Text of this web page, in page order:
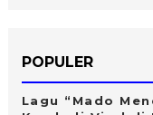
POPULER
Lagu “Mado